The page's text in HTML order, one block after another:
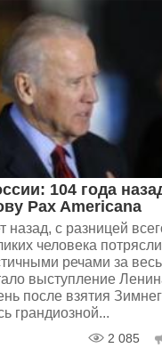
104 года
Pax Americana
назад, с разницей
человека
речами за
выступление
после взятия
грандиозной...
2 085